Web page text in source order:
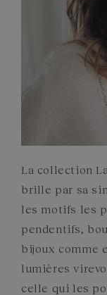
La collection
brille par sa
les motifs les
pendentifs,
bijoux comme
lumières
celle qui les